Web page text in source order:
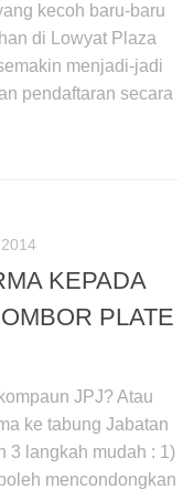
kecoh baru-baru
di Lowyat Plaza
menjadi-jadi
pendaftaran secara
KEPADA
PLATE
JPJ? Atau
ke tabung Jabatan
3 langkah mudah : 1)
mencondongkan